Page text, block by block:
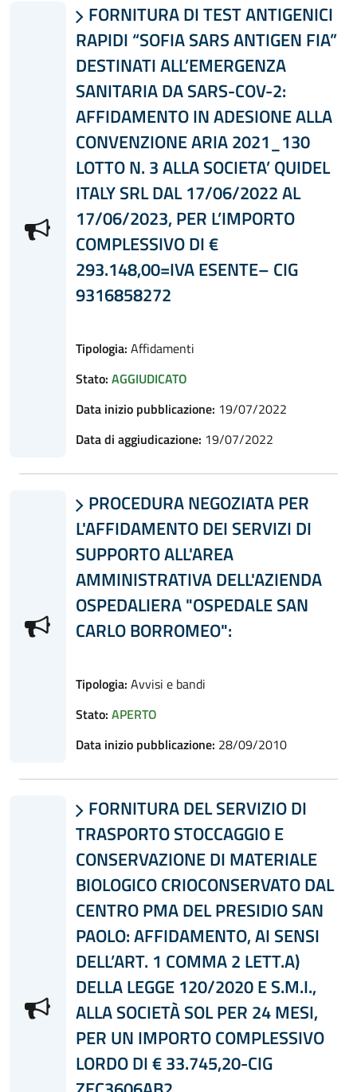
 FORNITURA DI TEST ANTIGENICI
RAPIDI “SOFIA SARS ANTIGEN FIA”
DESTINATI ALL’EMERGENZA
SANITARIA DA SARS-COV-2:
AFFIDAMENTO IN ADESIONE ALLA
CONVENZIONE ARIA 2021_130
LOTTO N. 3 ALLA SOCIETA’ QUIDEL
ITALY SRL DAL 17/06/2022 AL
17/06/2023, PER L’IMPORTO
COMPLESSIVO DI €
293.148,00=IVA ESENTE– CIG
9316858272
Tipologia: Affidamenti
Stato: AGGIUDICATO
Data inizio pubblicazione: 19/07/2022
Data di aggiudicazione: 19/07/2022
 PROCEDURA NEGOZIATA PER
L'AFFIDAMENTO DEI SERVIZI DI
SUPPORTO ALL'AREA
AMMINISTRATIVA DELL'AZIENDA
OSPEDALIERA "OSPEDALE SAN
CARLO BORROMEO":
Tipologia: Avvisi e bandi
Stato: APERTO
Data inizio pubblicazione: 28/09/2010
 FORNITURA DEL SERVIZIO DI
TRASPORTO STOCCAGGIO E
CONSERVAZIONE DI MATERIALE
BIOLOGICO CRIOCONSERVATO DAL
CENTRO PMA DEL PRESIDIO SAN
PAOLO: AFFIDAMENTO, AI SENSI
DELL’ART. 1 COMMA 2 LETT.A)
DELLA LEGGE 120/2020 E S.M.I.,
ALLA SOCIETÀ SOL PER 24 MESI,
PER UN IMPORTO COMPLESSIVO
LORDO DI € 33.745,20-CIG